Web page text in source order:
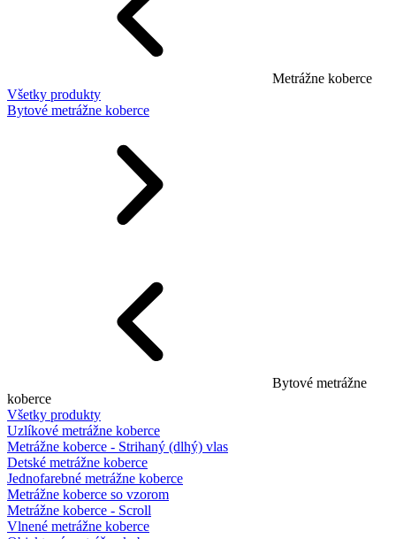
Metrážne koberce
Všetky produkty
Bytové metrážne koberce
Bytové metrážne
koberce
Všetky produkty
Uzlíkové metrážne koberce
Metrážne koberce - Strihaný (dlhý) vlas
Detské metrážne koberce
Jednofarebné metrážne koberce
Metrážne koberce so vzorom
Metrážne koberce - Scroll
Vlnené metrážne koberce